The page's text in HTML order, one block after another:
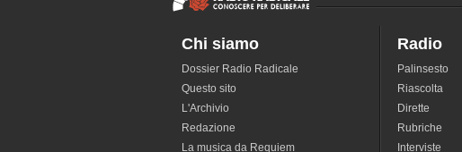
Chi siamo
Dossier Radio Radicale
Questo sito
L'Archivio
Redazione
La musica da Requiem
Radio
Palinsesto
Riascolta
Dirette
Rubriche
Interviste